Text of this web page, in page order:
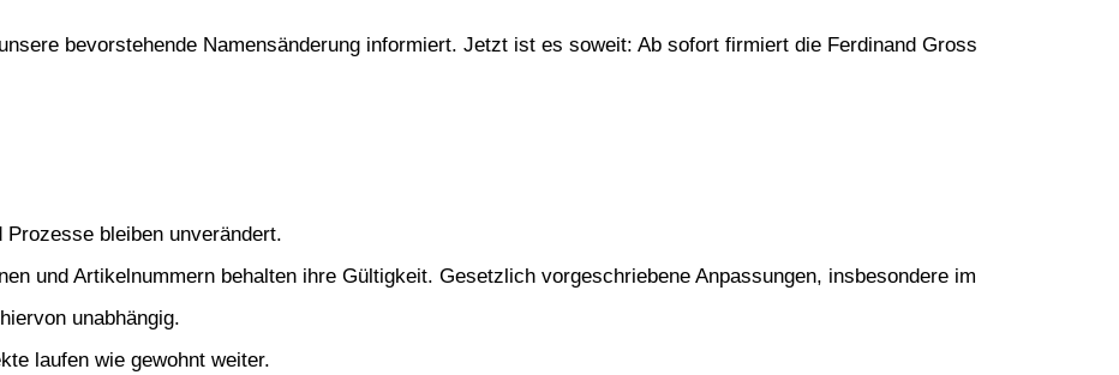
bevorstehende Namensänderung informiert. Jetzt ist es soweit: Ab sofort firmiert die Ferdinand Gross
bleiben unverändert.
und Artikelnummern behalten ihre Gültigkeit. Gesetzlich vorgeschriebene Anpassungen, insbesondere im
unabhängig.
laufen wie gewohnt weiter.